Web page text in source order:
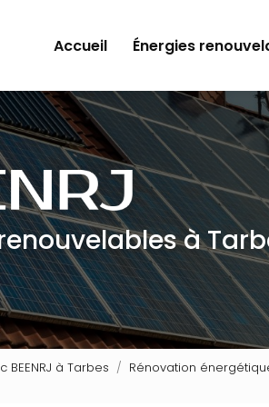
Accueil
Énergies
à
à Tarbes
Rénovation